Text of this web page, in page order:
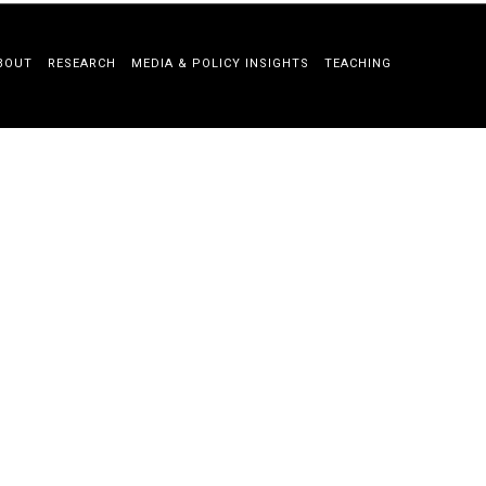
RESEARCH MEDIA & POLICY INSIGHTS TEACHING